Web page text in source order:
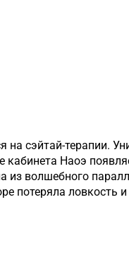
на сэйтай-терапии.
Наоэ
из волшебного
потеряла ловкость